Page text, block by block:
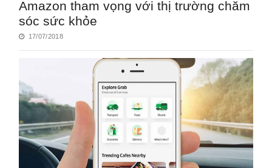
Amazon tham vọng với thị trường chăm
sóc sức khỏe
17/07/2018